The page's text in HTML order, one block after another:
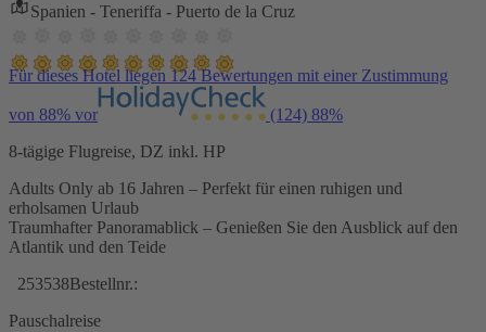
Spanien - Teneriffa - Puerto de la Cruz
Für dieses Hotel liegen 124 Bewertungen mit einer Zustimmung
von 88% vor (124) 88%
8-tägige Flugreise, DZ inkl. HP
Adults Only ab 16 Jahren – Perfekt für einen ruhigen und
erholsamen Urlaub
Traumhafter Panoramablick – Genießen Sie den Ausblick auf den
Atlantik und den Teide
253538Bestellnr.:
Pauschalreise